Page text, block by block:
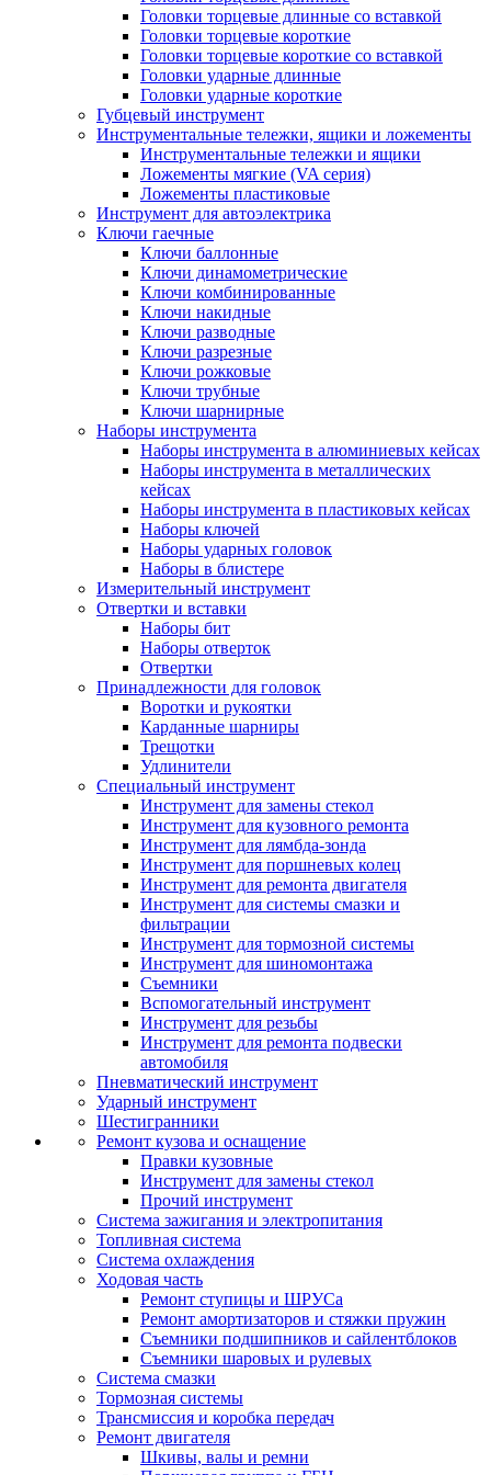
Головки торцевые длинные со вставкой
Головки торцевые короткие
Головки торцевые короткие со вставкой
Головки ударные длинные
Головки ударные короткие
Губцевый инструмент
Инструментальные тележки, ящики и ложементы
Инструментальные тележки и ящики
Ложементы мягкие (VA серия)
Ложементы пластиковые
Инструмент для автоэлектрика
Ключи гаечные
Ключи баллонные
Ключи динамометрические
Ключи комбинированные
Ключи накидные
Ключи разводные
Ключи разрезные
Ключи рожковые
Ключи трубные
Ключи шарнирные
Наборы инструмента
Наборы инструмента в алюминиевых кейсах
Наборы инструмента в металлических
кейсах
Наборы инструмента в пластиковых кейсах
Наборы ключей
Наборы ударных головок
Наборы в блистере
Измерительный инструмент
Отвертки и вставки
Наборы бит
Наборы отверток
Отвертки
Принадлежности для головок
Воротки и рукоятки
Карданные шарниры
Трещотки
Удлинители
Специальный инструмент
Инструмент для замены стекол
Инструмент для кузовного ремонта
Инструмент для лямбда-зонда
Инструмент для поршневых колец
Инструмент для ремонта двигателя
Инструмент для системы смазки и
фильтрации
Инструмент для тормозной системы
Инструмент для шиномонтажа
Съемники
Вспомогательный инструмент
Инструмент для резьбы
Инструмент для ремонта подвески
автомобиля
Пневматический инструмент
Ударный инструмент
Шестигранники
Ремонт кузова и оснащение
Правки кузовные
Инструмент для замены стекол
Прочий инструмент
Система зажигания и электропитания
Топливная система
Система охлаждения
Ходовая часть
Ремонт ступицы и ШРУСа
Ремонт амортизаторов и стяжки пружин
Съемники подшипников и сайлентблоков
Съемники шаровых и рулевых
Система смазки
Тормозная системы
Трансмиссия и коробка передач
Ремонт двигателя
Шкивы, валы и ремни